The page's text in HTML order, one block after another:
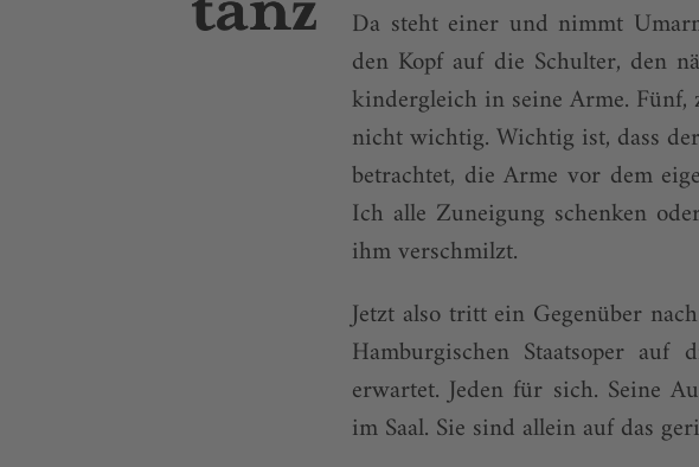
Da steht einer und nimmt
den Kopf auf die Schulter, den
kindergleich in seine Arme. Fünf,
nicht wichtig. Wichtig ist, dass
betrachtet, die Arme vor dem
Ich alle Zuneigung schenken
ihm verschmilzt.
Jetzt also tritt ein Gegenüber
Hamburgischen Staatsoper
erwartet. Jeden für sich. Seine
im Saal. Sie sind allein auf das